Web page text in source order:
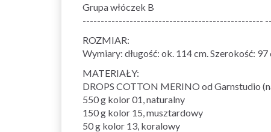
Grupa włóczek B
--------------------------------------------------
ROZMIAR:
Wymiary: długość: ok. 114 cm. Szerokość:
MATERIAŁY:
DROPS COTTON MERINO od Garnstudio
550 g kolor 01, naturalny
150 g kolor 15, musztardowy
50 g kolor 13, koralowy